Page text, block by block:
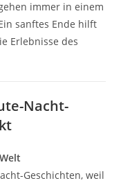
immer in einem
sanftes Ende hilft
Erlebnisse des
Nacht-
Geschichten, weil